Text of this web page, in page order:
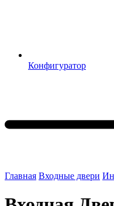
Конфигуратор
Главная Входные двери